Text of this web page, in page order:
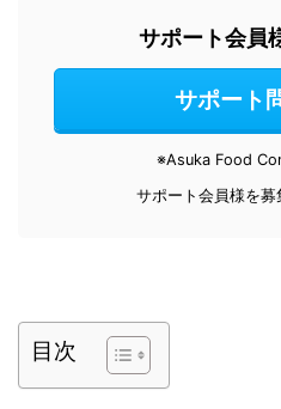
サポート会員
サポート
※Asuka Food
サポート会員様を募
目次